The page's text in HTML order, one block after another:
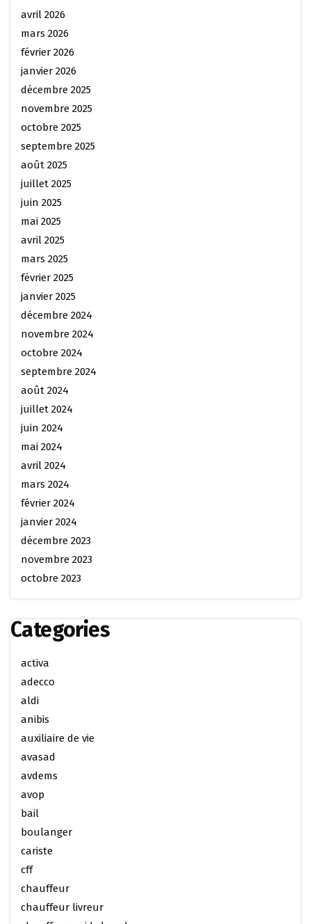
avril 2026
mars 2026
février 2026
janvier 2026
décembre 2025
novembre 2025
octobre 2025
septembre 2025
août 2025
juillet 2025
juin 2025
mai 2025
avril 2025
mars 2025
février 2025
janvier 2025
décembre 2024
novembre 2024
octobre 2024
septembre 2024
août 2024
juillet 2024
juin 2024
mai 2024
avril 2024
mars 2024
février 2024
janvier 2024
décembre 2023
novembre 2023
octobre 2023
Categories
activa
adecco
aldi
anibis
auxiliaire de vie
avasad
avdems
avop
bail
boulanger
cariste
cff
chauffeur
chauffeur livreur